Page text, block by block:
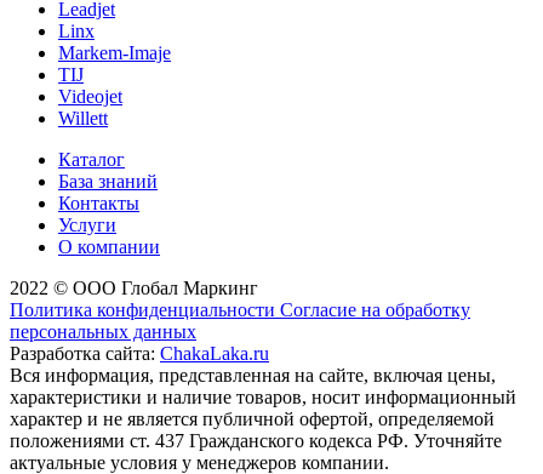
Leadjet
Linx
Markem-Imaje
TIJ
Videojet
Willett
Каталог
База знаний
Контакты
Услуги
О компании
2022 © ООО Глобал Маркинг
Политика конфиденциальности Согласие на обработку
персональных данных
Разработка сайта: ChakaLaka.ru
Вся информация, представленная на сайте, включая цены,
характеристики и наличие товаров, носит информационный
характер и не является публичной офертой, определяемой
положениями ст. 437 Гражданского кодекса РФ. Уточняйте
актуальные условия у менеджеров компании.